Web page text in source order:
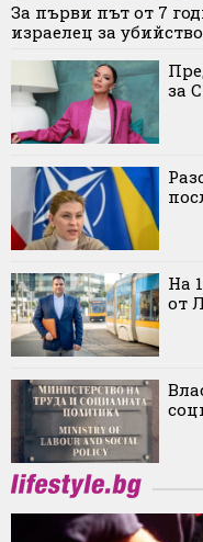
За първи път от 7
израелец за
за
На
от